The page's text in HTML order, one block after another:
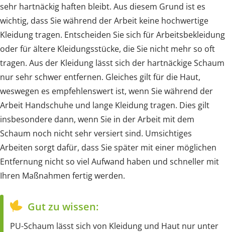
sehr hartnäckig haften bleibt. Aus diesem Grund ist es
wichtig, dass Sie während der Arbeit keine hochwertige
Kleidung tragen. Entscheiden Sie sich für Arbeitsbekleidung
oder für ältere Kleidungsstücke, die Sie nicht mehr so oft
tragen. Aus der Kleidung lässt sich der hartnäckige Schaum
nur sehr schwer entfernen. Gleiches gilt für die Haut,
weswegen es empfehlenswert ist, wenn Sie während der
Arbeit Handschuhe und lange Kleidung tragen. Dies gilt
insbesondere dann, wenn Sie in der Arbeit mit dem
Schaum noch nicht sehr versiert sind. Umsichtiges
Arbeiten sorgt dafür, dass Sie später mit einer möglichen
Entfernung nicht so viel Aufwand haben und schneller mit
Ihren Maßnahmen fertig werden.
Gut zu wissen:
PU-Schaum lässt sich von Kleidung und Haut nur unter